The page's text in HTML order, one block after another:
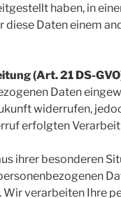
haben, in
Daten einem
(Art. 21 DS-
Daten
widerrufen,
erfolgten
ihrer besonderen
Wir verarbeiten Ihre